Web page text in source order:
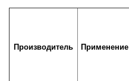
Производитель Применение